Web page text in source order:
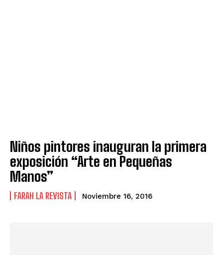
Niños pintores inauguran la primera
exposición “Arte en Pequeñas
Manos”
FARAH LA REVISTA Noviembre 16, 2016